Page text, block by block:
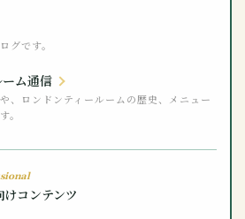
グです。
ム通信
、ロンドンティールームの歴史、メニュー
。
コンテンツ